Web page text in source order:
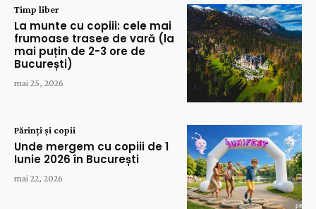
Timp liber
La munte cu copiii: cele mai
frumoase trasee de vară (la
mai puțin de 2-3 ore de
București)
mai 25, 2026
Părinți și copii
Unde mergem cu copiii de 1
Iunie 2026 în București
mai 22, 2026